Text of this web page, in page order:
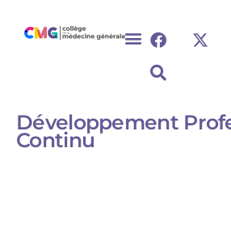
Développement
Continu